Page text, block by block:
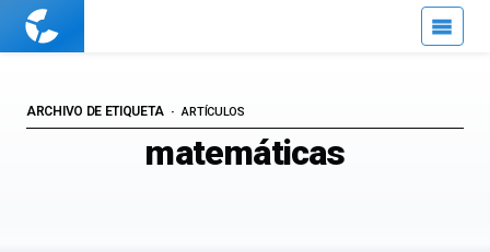
Cuaderno
matemáticas
ARCHIVO DE ETIQUETA ARTÍCULOS